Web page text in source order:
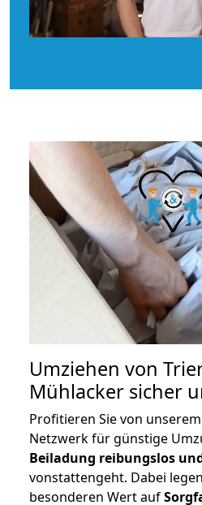
Umziehen von
Mühlacker sicher
Profitieren Sie von
Netzwerk für günstige
Beiladung reibungslos
vonstattengeht. Dabei
besonderen Wert auf